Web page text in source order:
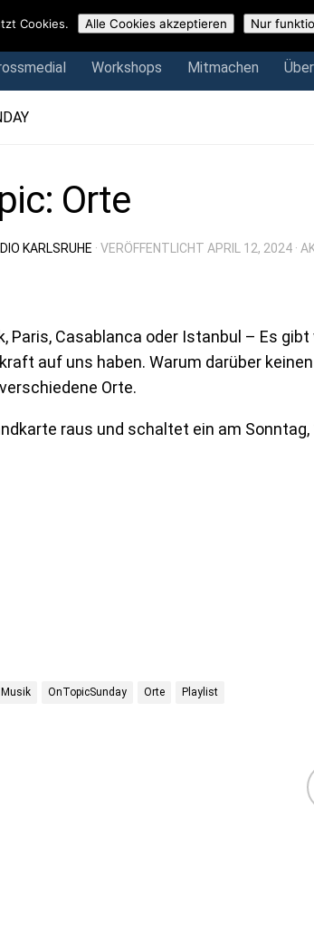
Workshops Mitmachen Über
Workshops Mitmachen
Orte
KARLSRUHE · VERÖFFENTLICHT APRIL 12, 2024 ·
Paris, Casablanca oder Istanbul – Es
auf uns haben. Warum darüber
Orte.
raus und schaltet ein am
Musik OnTopicSunday Orte Playlist
Cookies. Alle Cookies akzeptieren Nur